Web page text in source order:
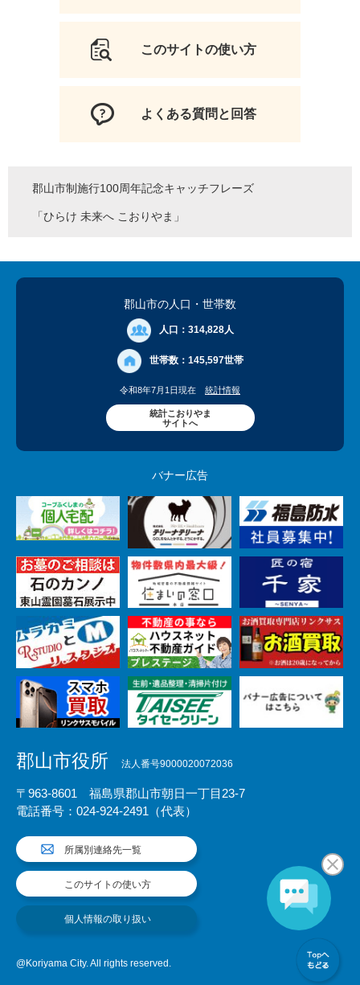
このサイトの使い方
よくある質問と回答
郡山市制施行100周年記念キャッチフレーズ
「ひらけ 未来へ こおりやま」
郡山市の人口 ・世帯数
人口： 314,828人
世帯数： 145,597世帯
令和8年7月1日現在 統計情報
統計こおりやま
サイトへ
バナー広告
郡山市役所 法人番号9000020072036
〒963-8601 福島県郡山市朝日一丁目23-7
電話番号：024-924-2491（代表）
所属別連絡先一覧
このサイトの使い方
個人情報の取り扱い
@Koriyama City. All rights reserved.